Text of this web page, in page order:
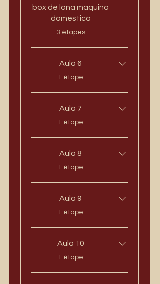
box de lona maquina
domestica
.
3 étapes
Aula 6
.
1 étape
Aula 7
.
1 étape
Aula 8
.
1 étape
Aula 9
.
1 étape
Aula 10
.
1 étape